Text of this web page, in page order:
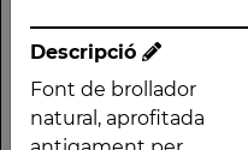
Descripció
Font de brollador
natural, aprofitada
conjunt de xiprers
arrenglerats.
37 a l'alçada del torrent
de l'Escolà